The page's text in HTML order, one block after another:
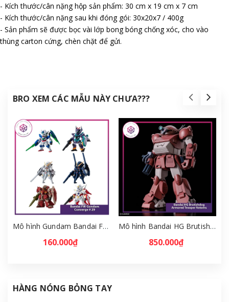
- Kích thước/cân nặng hộp sản phẩm: 30 cm x 19 cm x 7 cm
- Kích thước/cân nặng sau khi đóng gói: 30x20x7 / 400g
- Sản phẩm sẽ được bọc vài lớp bong bóng chống xóc, cho vào
thùng carton cứng, chèn chặt để gửi.
BRO XEM CÁC MẪU NÀY CHƯA???
Mô hình Gundam Bandai FW Gundam Converge # 29 Full Set [GDB] [FCH]
160.000₫
Mô hình Bandai HG Brutishdog - Armored Trooper Votoms [GDB] [BHG]
850.000₫
HÀNG NÓNG BỎNG TAY